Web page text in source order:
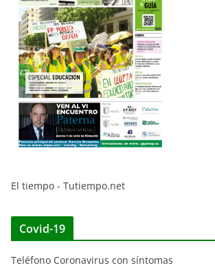
El tiempo - Tutiempo.net
Covid-19
Teléfono Coronavirus con síntomas